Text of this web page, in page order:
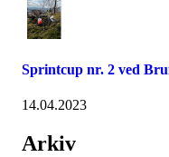
Sprintcup nr. 2 ved
14.04.2023
Arkiv